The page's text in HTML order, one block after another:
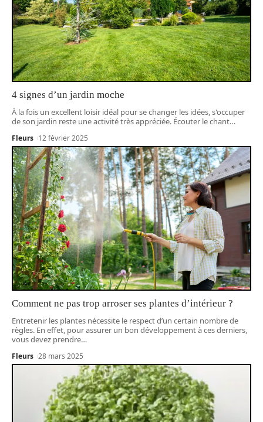
4 signes d’un jardin moche
À la fois un excellent loisir idéal pour se changer les idées, s'occuper
de son jardin reste une activité très appréciée. Écouter le chant…
Fleurs 12 février 2025
Comment ne pas trop arroser ses plantes d’intérieur ?
Entretenir les plantes nécessite le respect d’un certain nombre de
règles. En effet, pour assurer un bon développement à ces derniers,
vous devez prendre…
Fleurs 28 mars 2025